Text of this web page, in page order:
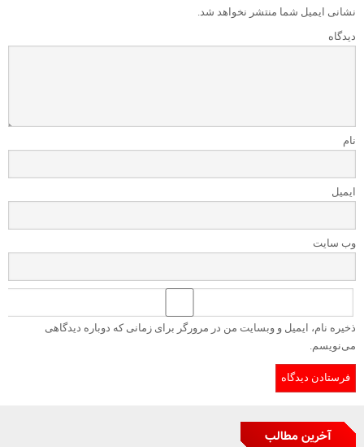
نشانی ایمیل شما منتشر نخواهد شد.
دیدگاه
نام
ایمیل
وب‌ سایت
ذخیره نام، ایمیل و وبسایت من در مرورگر برای زمانی که دوباره دیدگاهی
می‌نویسم.
آخرین مطالب